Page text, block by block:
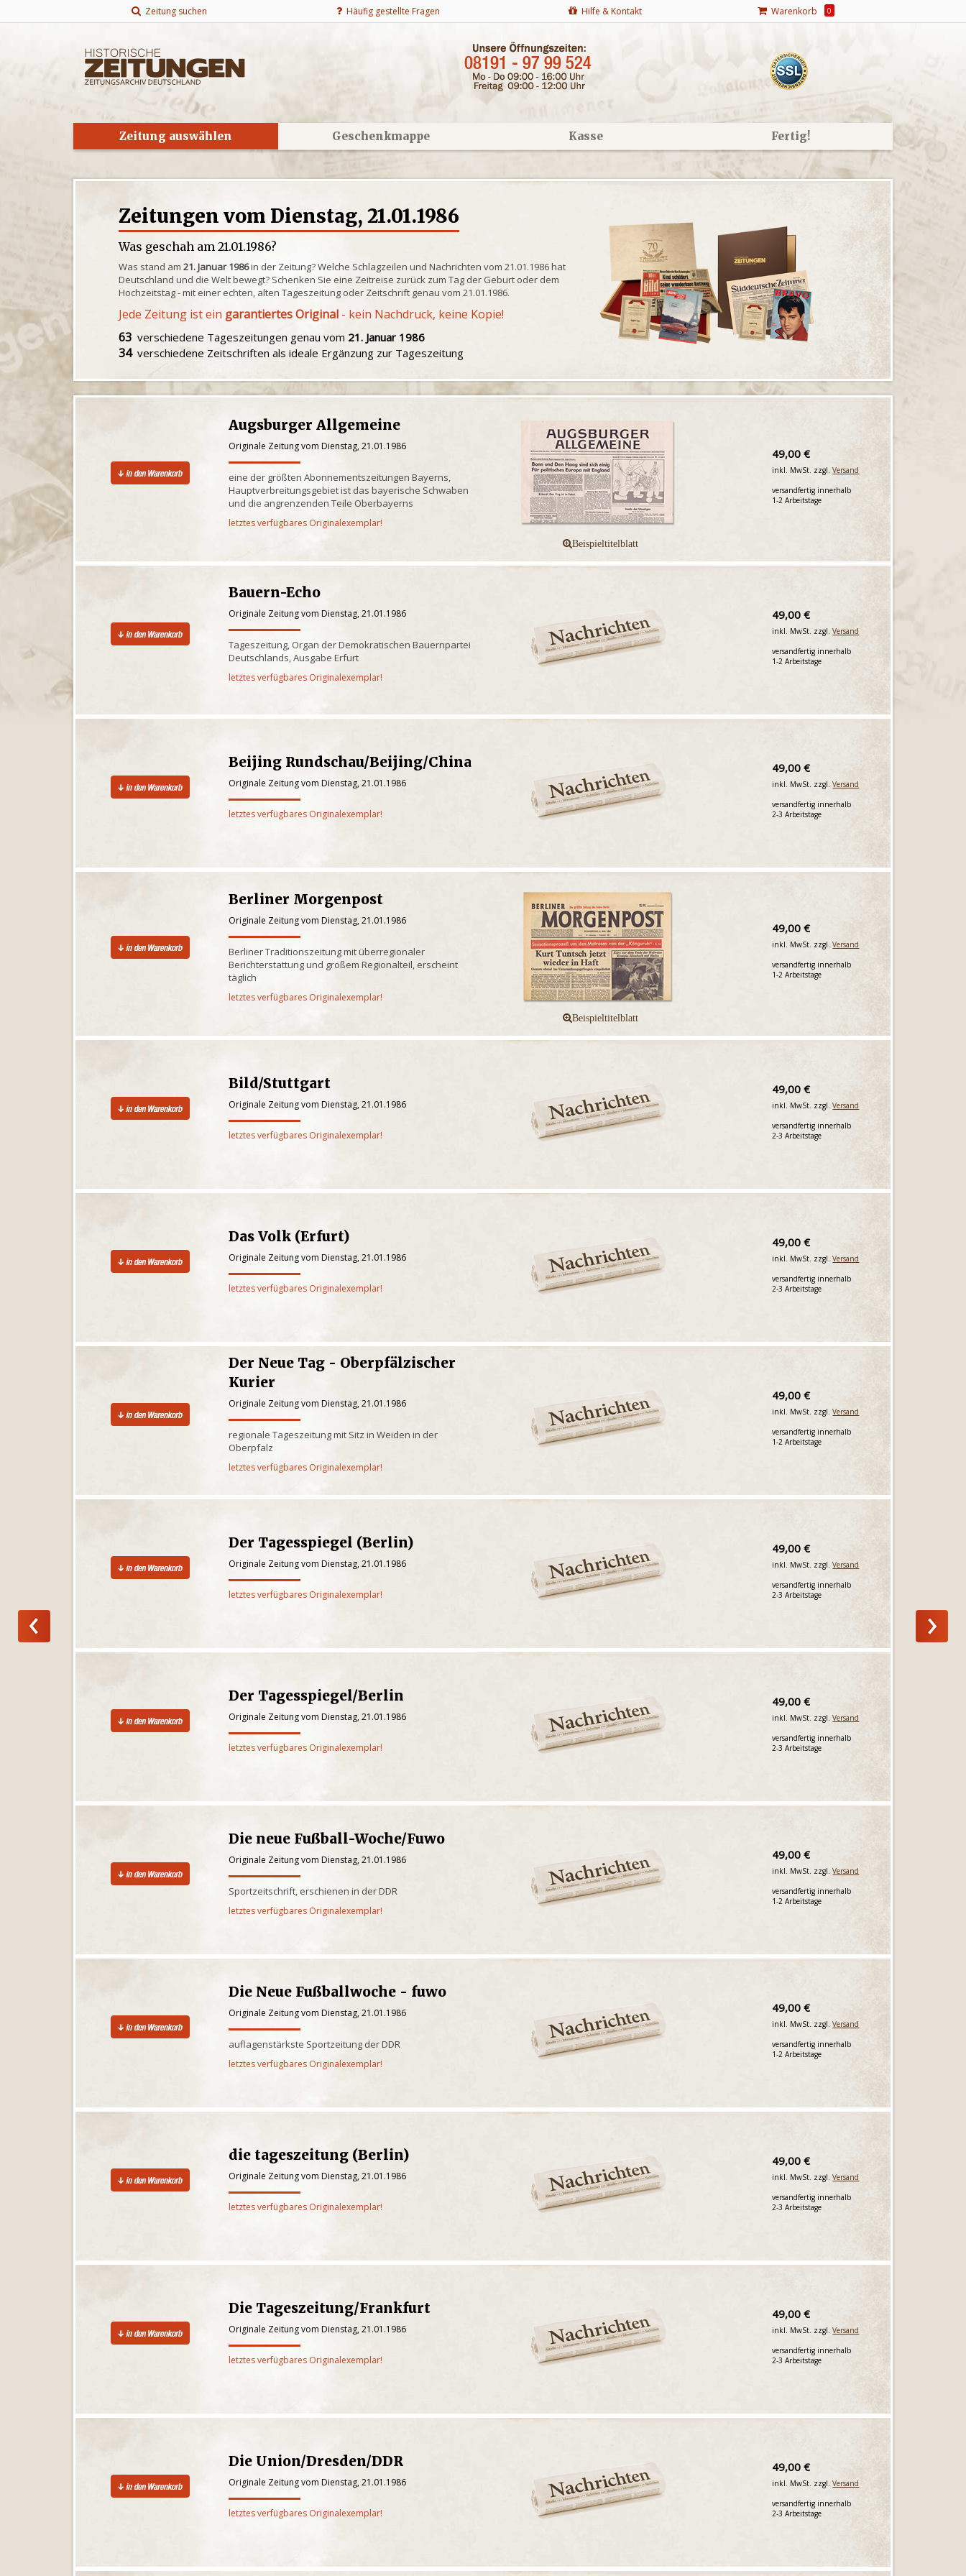
Zeitung suchen Häufig gestellte Fragen Hilfe & Kontakt Warenkorb 0
Zeitung auswählen Geschenkmappe Kasse Fertig!
Zeitungen vom Dienstag, 21.01.1986
Was geschah am 21.01.1986?
Was stand am21. Januar 1986in der Zeitung? Welche Schlagzeilen und Nachrichten vom 21.01.1986 hat
Deutschland und die Welt bewegt? Schenken Sie eine Zeitreise zurück zum Tag der Geburt oder dem
Hochzeitstag - mit einer echten, alten Tageszeitung oder Zeitschrift genau vom 21.01.1986.
Jede Zeitung ist ein garantiertes Original - kein Nachdruck, keine Kopie!
63 verschiedene Tageszeitungen genau vom 21. Januar 1986
34verschiedene Zeitschriften als ideale Ergänzung zur Tageszeitung
Augsburger Allgemeine
Originale Zeitung vom Dienstag, 21.01.1986
eine der größten Abonnementszeitungen Bayerns,
Hauptverbreitungsgebiet ist das bayerische Schwaben
und die angrenzenden Teile Oberbayerns
letztes verfügbares Originalexemplar!
49,00 €
inkl. MwSt. zzgl.Versand
versandfertig innerhalb
1-2 Arbeitstage
Bauern-Echo
Originale Zeitung vom Dienstag, 21.01.1986
Tageszeitung, Organ der Demokratischen Bauernpartei
Deutschlands, Ausgabe Erfurt
letztes verfügbares Originalexemplar!
49,00 €
inkl. MwSt. zzgl.Versand
versandfertig innerhalb
1-2 Arbeitstage
Beijing Rundschau/Beijing/China
Originale Zeitung vom Dienstag, 21.01.1986
letztes verfügbares Originalexemplar!
49,00 €
inkl. MwSt. zzgl.Versand
versandfertig innerhalb
2-3 Arbeitstage
Berliner Morgenpost
Originale Zeitung vom Dienstag, 21.01.1986
Berliner Traditionszeitung mit überregionaler
Berichterstattung und großem Regionalteil, erscheint
täglich
letztes verfügbares Originalexemplar!
49,00 €
inkl. MwSt. zzgl.Versand
versandfertig innerhalb
1-2 Arbeitstage
Bild/Stuttgart
Originale Zeitung vom Dienstag, 21.01.1986
letztes verfügbares Originalexemplar!
49,00 €
inkl. MwSt. zzgl.Versand
versandfertig innerhalb
2-3 Arbeitstage
Das Volk (Erfurt)
Originale Zeitung vom Dienstag, 21.01.1986
letztes verfügbares Originalexemplar!
49,00 €
inkl. MwSt. zzgl.Versand
versandfertig innerhalb
2-3 Arbeitstage
Der Neue Tag - Oberpfälzischer
Kurier
Originale Zeitung vom Dienstag, 21.01.1986
regionale Tageszeitung mit Sitz in Weiden in der
Oberpfalz
letztes verfügbares Originalexemplar!
49,00 €
inkl. MwSt. zzgl.Versand
versandfertig innerhalb
1-2 Arbeitstage
Der Tagesspiegel (Berlin)
Originale Zeitung vom Dienstag, 21.01.1986
letztes verfügbares Originalexemplar!
49,00 €
inkl. MwSt. zzgl.Versand
versandfertig innerhalb
2-3 Arbeitstage
Der Tagesspiegel/Berlin
Originale Zeitung vom Dienstag, 21.01.1986
letztes verfügbares Originalexemplar!
49,00 €
inkl. MwSt. zzgl.Versand
versandfertig innerhalb
2-3 Arbeitstage
Die neue Fußball-Woche/Fuwo
Originale Zeitung vom Dienstag, 21.01.1986
Sportzeitschrift, erschienen in der DDR
letztes verfügbares Originalexemplar!
49,00 €
inkl. MwSt. zzgl.Versand
versandfertig innerhalb
1-2 Arbeitstage
Die Neue Fußballwoche - fuwo
Originale Zeitung vom Dienstag, 21.01.1986
auflagenstärkste Sportzeitung der DDR
letztes verfügbares Originalexemplar!
49,00 €
inkl. MwSt. zzgl.Versand
versandfertig innerhalb
1-2 Arbeitstage
die tageszeitung (Berlin)
Originale Zeitung vom Dienstag, 21.01.1986
letztes verfügbares Originalexemplar!
49,00 €
inkl. MwSt. zzgl.Versand
versandfertig innerhalb
2-3 Arbeitstage
Die Tageszeitung/Frankfurt
Originale Zeitung vom Dienstag, 21.01.1986
letztes verfügbares Originalexemplar!
49,00 €
inkl. MwSt. zzgl.Versand
versandfertig innerhalb
2-3 Arbeitstage
Die Union/Dresden/DDR
Originale Zeitung vom Dienstag, 21.01.1986
letztes verfügbares Originalexemplar!
49,00 €
inkl. MwSt. zzgl.Versand
versandfertig innerhalb
2-3 Arbeitstage